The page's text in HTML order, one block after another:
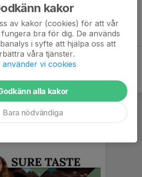
Kontakta sportchef Calle Ackered,
kakor
av kakor (cookies) för att vår
bra för dig. De används
i syfte att hjälpa oss att
våra tjänster.
använder vi cookies
alla kakor
Bara nödvändiga